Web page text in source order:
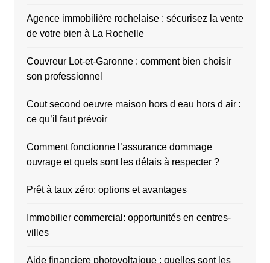
Agence immobilière rochelaise : sécurisez la vente
de votre bien à La Rochelle
Couvreur Lot-et-Garonne : comment bien choisir
son professionnel
Cout second oeuvre maison hors d eau hors d air :
ce qu’il faut prévoir
Comment fonctionne l’assurance dommage
ouvrage et quels sont les délais à respecter ?
Prêt à taux zéro: options et avantages
Immobilier commercial: opportunités en centres-
villes
Aide financiere photovoltaique : quelles sont les